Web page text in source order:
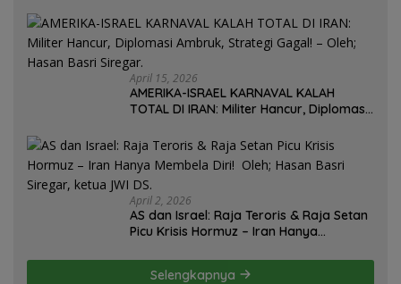
Basri Siregar, Redaktur Utomo News,
Rubrik: Opini & Kajian Sosial.
April 15, 2026
AMERIKA-ISRAEL KARNAVAL KALAH
TOTAL DI IRAN: Militer Hancur, Diplomasi
Basri Siregar.
April 2, 2026
AS dan Israel: Raja Teroris & Raja Setan
Picu Krisis Hormuz – Iran Hanya
ketua JWI DS.
Selengkapnya